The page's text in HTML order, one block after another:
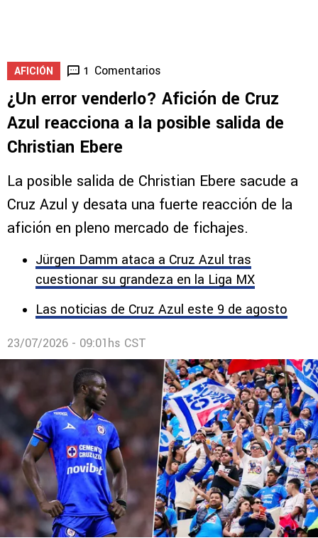
AFICIÓN 1 Comentarios
¿Un error venderlo? Afición de Cruz
Azul reacciona a la posible salida de
Christian Ebere
La posible salida de Christian Ebere sacude a
Cruz Azul y desata una fuerte reacción de la
afición en pleno mercado de fichajes.
Jürgen Damm ataca a Cruz Azul tras
cuestionar su grandeza en la Liga MX
Las noticias de Cruz Azul este 9 de agosto
23/07/2026 - 09:01hs CST